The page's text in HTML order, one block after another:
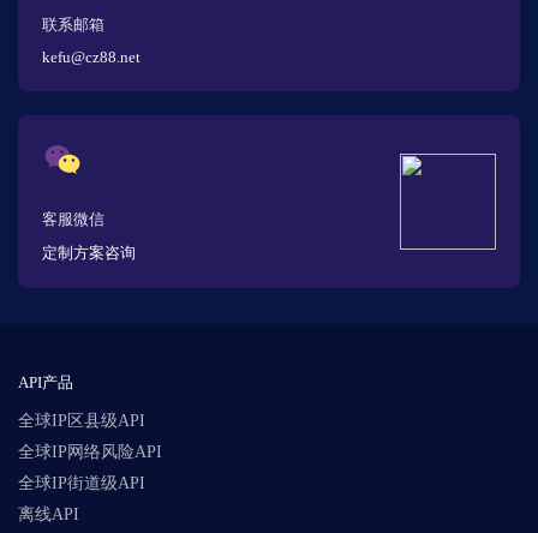
联系邮箱
kefu@cz88.net
客服微信
定制方案咨询
API产品
全球IP区县级API
全球IP网络风险API
全球IP街道级API
离线API